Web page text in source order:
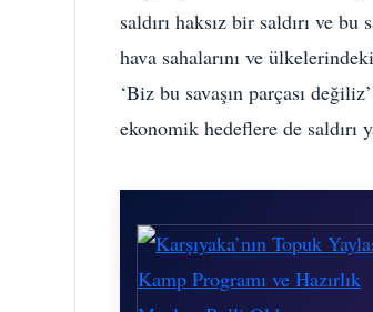
saldırı haksız bir saldırı ve
hava sahalarını ve
‘Biz bu savaşın parçası
ekonomik hedeflere de saldırı